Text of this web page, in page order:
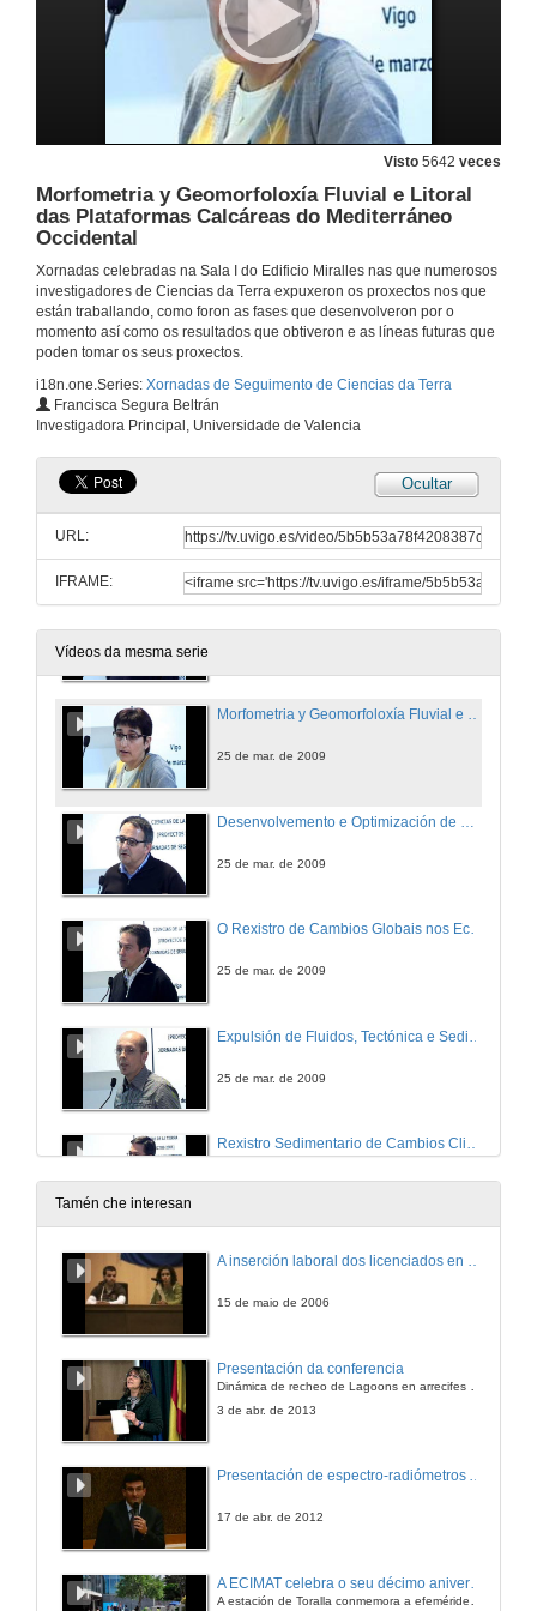
Visto 5642 veces
Morfometria y Geomorfoloxía Fluvial e Litoral
das Plataformas Calcáreas do Mediterráneo
Occidental
Xornadas celebradas na Sala I do Edificio Miralles nas que numerosos
investigadores de Ciencias da Terra expuxeron os proxectos nos que
están traballando, como foron as fases que desenvolveron por o
momento así como os resultados que obtiveron e as líneas futuras que
poden tomar os seus proxectos.
i18n.one.Series: Xornadas de Seguimento de Ciencias da Terra
Francisca Segura Beltrán
Investigadora Principal, Universidade de Valencia
Ocultar
URL:
IFRAME:
Vídeos da mesma serie
25 de mar. de 2009
25 de mar. de 2009
Comparación cás Plataformas D
25 de mar. de 2009
Dinámica de Ecosistemas Terrestres no Plio-Pleistoceno das Cuncas do Levante Español
25 de mar. de 2009
25 de mar. de 2009
Factores Paleo climáticos e Paleo ambientais en Periodos Críticos do Tránsito Cretacico-Terciario
25 de mar. de 2009
O Litoral Carbonatado Mediterráneo: Morfoxénese Karstica e Litoral e Rexistros Sedimentarios Respectivos, como Respostas á Variabilidade Paleo climática Cuaternaria.
Morfometria y Geomorfoloxía Fluvial e Litoral das Plataformas Calcáreas do Mediterráneo Occidental
25 de mar. de 2009
25 de mar. de 2009
O Rexistro de Cambios Globais nos Ecosistemas do Mioceno Medio ó Pleistoceno do Dominio Atlántico dende Lisboa (Portugal) ata Agadir (Marrocos)
25 de mar. de 2009
25 de mar. de 2009
Rexistro Sedimentario de Cambios Climáticos no Carbonífero de Bolivia
25 de mar. de 2009
Análisis Sedimentolóxico, Isotópico, Paleontolóxico e Cronoestratigrafico
Novos Avances en Estratigrafía, Sedimentolóxica e Análise de Cunca
Tamén che interesan
A inserción laboral dos licenciados en Ciencias do Mar: a carreira investigadora
15 de maio de 2006
Presentación da conferencia
Dinámica de recheo de Lagoons en arrecifes de coral
3 de abr. de 2013
Presentación de espectro-radiómetros ASD
17 de abr. de 2012
A estación de Toralla conmemora a efeméride asinando un convenio coa Universidad del País Vasco